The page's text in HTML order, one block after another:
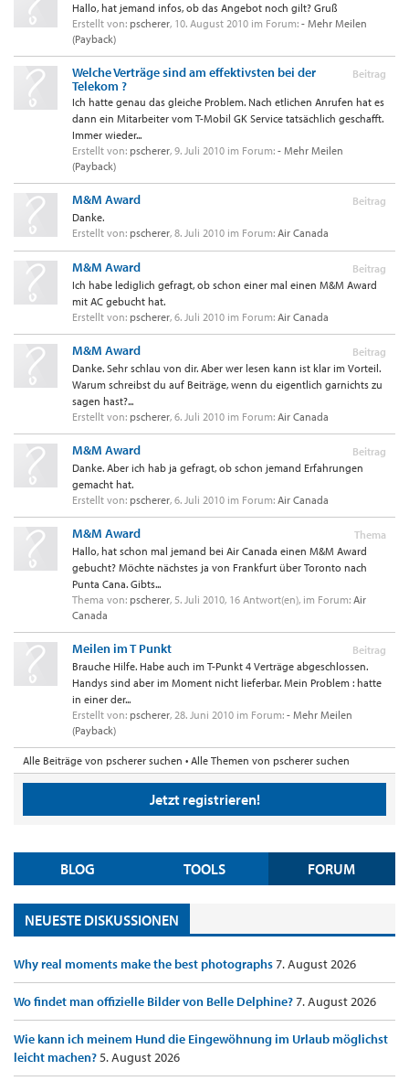
Hallo, hat jemand infos, ob das Angebot noch gilt? Gruß
Erstellt von: pscherer, 10. August 2010 im Forum: - Mehr Meilen
(Payback)
Beitrag
Welche Verträge sind am effektivsten bei der
Telekom ?
Ich hatte genau das gleiche Problem. Nach etlichen Anrufen hat es
dann ein Mitarbeiter vom T-Mobil GK Service tatsächlich geschafft.
Immer wieder...
Erstellt von: pscherer, 9. Juli 2010 im Forum: - Mehr Meilen
(Payback)
Beitrag
M&M Award
Danke.
Erstellt von: pscherer, 8. Juli 2010 im Forum: Air Canada
Beitrag
M&M Award
Ich habe lediglich gefragt, ob schon einer mal einen M&M Award
mit AC gebucht hat.
Erstellt von: pscherer, 6. Juli 2010 im Forum: Air Canada
Beitrag
M&M Award
Danke. Sehr schlau von dir. Aber wer lesen kann ist klar im Vorteil.
Warum schreibst du auf Beiträge, wenn du eigentlich garnichts zu
sagen hast?...
Erstellt von: pscherer, 6. Juli 2010 im Forum: Air Canada
Beitrag
M&M Award
Danke. Aber ich hab ja gefragt, ob schon jemand Erfahrungen
gemacht hat.
Erstellt von: pscherer, 6. Juli 2010 im Forum: Air Canada
Thema
M&M Award
Hallo, hat schon mal jemand bei Air Canada einen M&M Award
gebucht? Möchte nächstes ja von Frankfurt über Toronto nach
Punta Cana. Gibts...
Thema von: pscherer, 5. Juli 2010, 16 Antwort(en), im Forum: Air
Canada
Beitrag
Meilen im T Punkt
Brauche Hilfe. Habe auch im T-Punkt 4 Verträge abgeschlossen.
Handys sind aber im Moment nicht lieferbar. Mein Problem : hatte
in einer der...
Erstellt von: pscherer, 28. Juni 2010 im Forum: - Mehr Meilen
(Payback)
Alle Beiträge von pscherer suchen Alle Themen von pscherer suchen
Jetzt registrieren!
BLOG TOOLS FORUM
NEUESTE DISKUSSIONEN
Why real moments make the best photographs7. August 2026
Wo findet man offizielle Bilder von Belle Delphine?7. August 2026
Wie kann ich meinem Hund die Eingewöhnung im Urlaub möglichst
leicht machen?5. August 2026